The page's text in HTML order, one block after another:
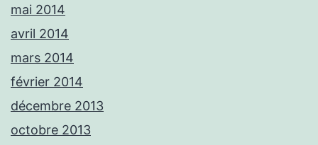
mai 2014
avril 2014
mars 2014
février 2014
décembre 2013
octobre 2013